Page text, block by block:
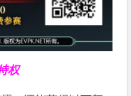
权